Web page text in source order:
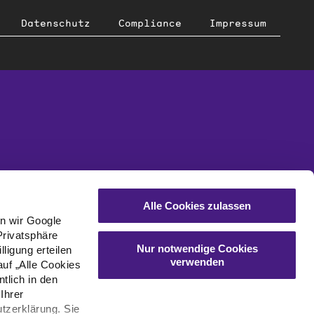
wir Google
erteilen
„Alle Cookies
in den
Sie
Alle Cookies zulassen
Nur notwendige Cookies
verwenden
Datenschutz Compliance Impressum